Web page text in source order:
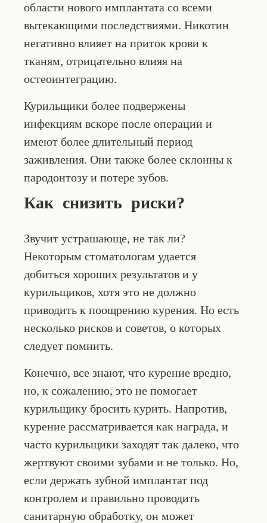
области нового имплантата со всеми
вытекающими последствиями. Никотин
негативно влияет на приток крови к
тканям, отрицательно влияя на
остеоинтеграцию.
Курильщики более подвержены
инфекциям вскоре после операции и
имеют более длительный период
заживления. Они также более склонны к
пародонтозу и потере зубов.
Как снизить риски?
Звучит устрашающе, не так ли?
Некоторым стоматологам удается
добиться хороших результатов и у
курильщиков, хотя это не должно
приводить к поощрению курения. Но есть
несколько рисков и советов, о которых
следует помнить.
Конечно, все знают, что курение вредно,
но, к сожалению, это не помогает
курильщику бросить курить. Напротив,
курение рассматривается как награда, и
часто курильщики заходят так далеко, что
жертвуют своими зубами и не только. Но,
если держать зубной имплантат под
контролем и правильно проводить
санитарную обработку, он может